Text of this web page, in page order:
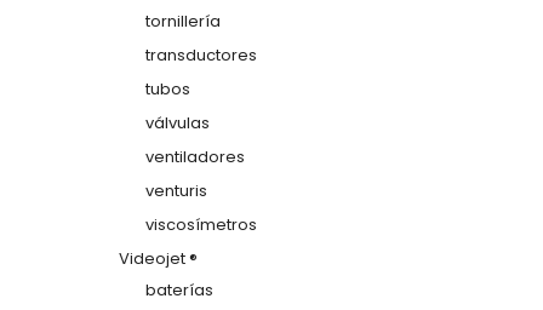
tornillería
transductores
tubos
válvulas
ventiladores
venturis
viscosímetros
Videojet ®
baterías